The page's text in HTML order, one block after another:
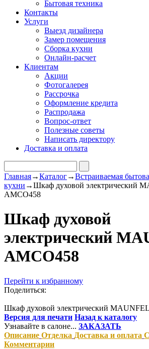
Бытовая техника
Контакты
Услуги
Выезд дизайнера
Замер помещения
Сборка кухни
Онлайн-расчет
Клиентам
Акции
Фотогалерея
Рассрочка
Оформление кредита
Распродажа
Вопрос-ответ
Полезные советы
Написать директору
Доставка и оплата
Главная→Каталог→Встраиваемая
кухни →Шкаф духовой электрический
AMCO458
Шкаф духовой
электрический
AMCO458
Перейти к избранному
Поделиться:
Шкаф духовой электрический
Версия для печати Назад к каталогу
Узнавайте в салоне... ЗАКАЗАТЬ
Описание Отделка Доставка и оплата
Комментарии